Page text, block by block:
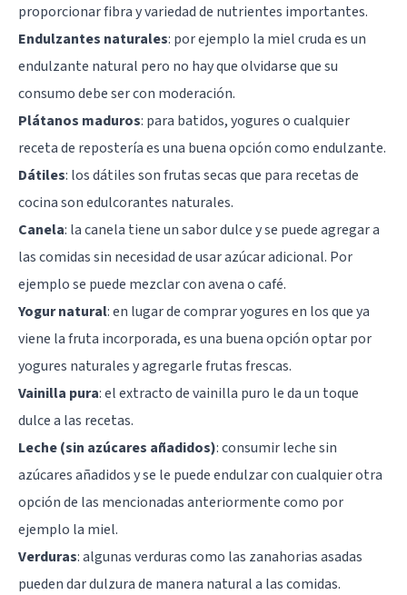
proporcionar fibra y variedad de nutrientes importantes.
Endulzantes naturales: por ejemplo la miel cruda es un
endulzante natural pero no hay que olvidarse que su
consumo debe ser con moderación.
Plátanos maduros: para batidos, yogures o cualquier
receta de repostería es una buena opción como endulzante.
Dátiles: los dátiles son frutas secas que para recetas de
cocina son edulcorantes naturales.
Canela: la canela tiene un sabor dulce y se puede agregar a
las comidas sin necesidad de usar azúcar adicional. Por
ejemplo se puede mezclar con avena o café.
Yogur natural: en lugar de comprar yogures en los que ya
viene la fruta incorporada, es una buena opción optar por
yogures naturales y agregarle frutas frescas.
Vainilla pura: el extracto de vainilla puro le da un toque
dulce a las recetas.
Leche (sin azúcares añadidos): consumir leche sin
azúcares añadidos y se le puede endulzar con cualquier otra
opción de las mencionadas anteriormente como por
ejemplo la miel.
Verduras: algunas verduras como las zanahorias asadas
pueden dar dulzura de manera natural a las comidas.